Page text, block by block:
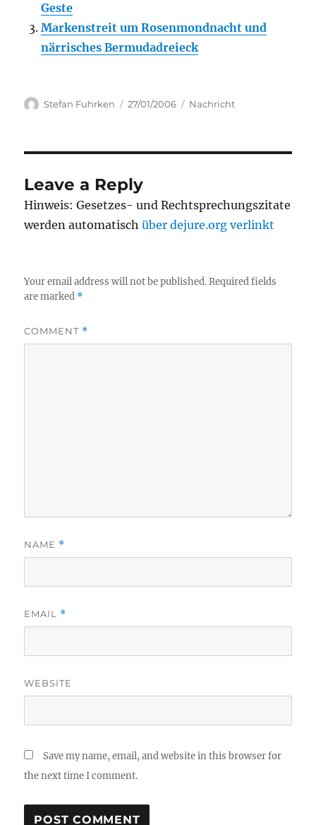
Geste
Markenstreit um Rosenmondnacht und
närrisches Bermudadreieck
Author
Stefan Fuhrken
Posted
27/01/2006 Categories
Nachricht
Leave a Reply
Hinweis: Gesetzes- und Rechtsprechungszitate
werden automatischüber dejure.org verlinkt
Your email address will not be published. Required fields
are marked *
COMMENT *
NAME *
EMAIL *
WEBSITE
Save my name, email, and website in this browser for
the next time I comment.